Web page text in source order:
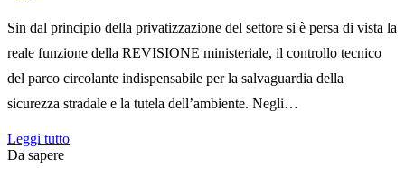
Sin dal principio della privatizzazione del settore si è persa di vista la
reale funzione della REVISIONE ministeriale, il controllo tecnico
del parco circolante indispensabile per la salvaguardia della
sicurezza stradale e la tutela dell’ambiente. Negli…
Leggi tutto
Da sapere